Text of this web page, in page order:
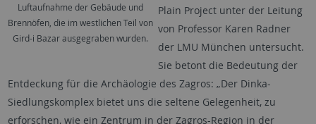
Luftaufnahme der Gebäude und
Brennöfen, die im westlichen Teil von
Gird-i Bazar ausgegraben wurden.
Plain Project unter der Leitung
von Professor Karen Radner
der LMU München untersucht.
Sie betont die Bedeutung der
Entdeckung für die Archäologie des Zagros: „Der Dinka-
Siedlungskomplex bietet uns die seltene Gelegenheit, zu
erforschen, wie ein Zentrum in der Zagros-Region in der